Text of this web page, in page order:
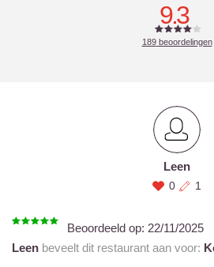
9.3
189beoordelingen
Leen
0 1
Beoordeeld op: 22/11/2025
Leen beveelt dit restaurant aan voor: